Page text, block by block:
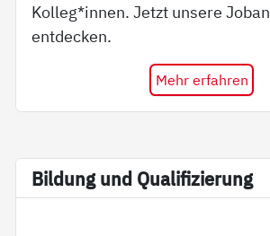
Kolleg*innen. Jetzt unsere
entdecken.
Mehr erfahren
Bil­dung und Qua­li­fi­zie­rung